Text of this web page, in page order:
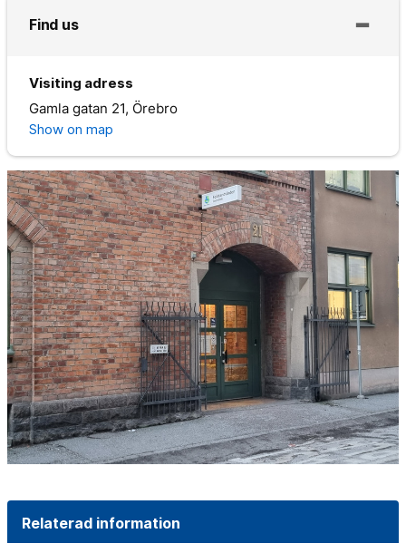
Find us
Visiting adress
Gamla gatan 21, Örebro
Show on map
Relaterad information